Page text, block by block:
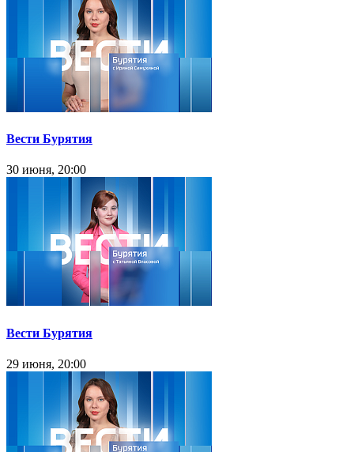
Вести Бурятия
30 июня, 20:00
Вести Бурятия
29 июня, 20:00